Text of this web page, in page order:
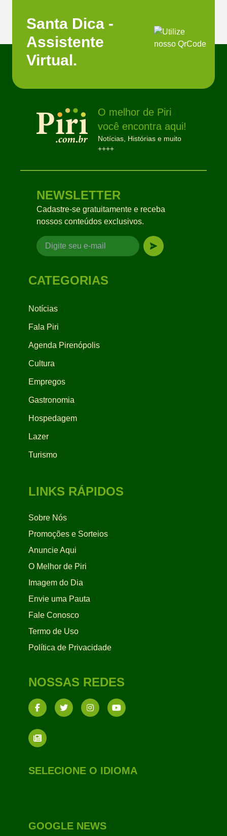
Santa Dica -
Assistente
Virtual.
O melhor de Piri
você encontra aqui!
Notícias, Histórias e muito
++++
NEWSLETTER
Cadastre-se gratuitamente e receba
nossos conteúdos exclusivos.
CATEGORIAS
Notícias
Fala Piri
Agenda Pirenópolis
Cultura
Empregos
Gastronomia
Hospedagem
Lazer
Turismo
LINKS RÁPIDOS
Sobre Nós
Promoções e Sorteios
Anuncie Aqui
O Melhor de Piri
Imagem do Dia
Envie uma Pauta
Fale Conosco
Termo de Uso
Política de Privacidade
NOSSAS REDES
SELECIONE O IDIOMA
GOOGLE NEWS